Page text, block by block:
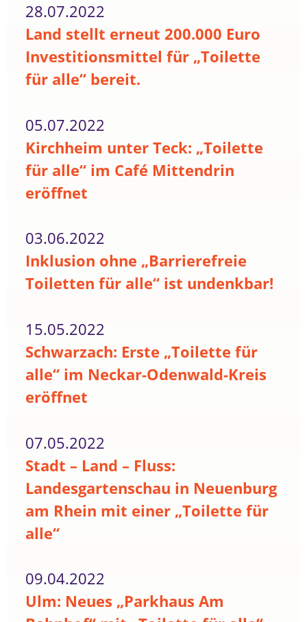
28.07.2022
Land stellt erneut 200.000 Euro
Investitionsmittel für „Toilette
für alle“ bereit.
05.07.2022
Kirchheim unter Teck: „Toilette
für alle“ im Café Mittendrin
eröffnet
03.06.2022
Inklusion ohne „Barrierefreie
Toiletten für alle“ ist undenkbar!
15.05.2022
Schwarzach: Erste „Toilette für
alle“ im Neckar-Odenwald-Kreis
eröffnet
07.05.2022
Stadt – Land – Fluss:
Landesgartenschau in Neuenburg
am Rhein mit einer „Toilette für
alle“
09.04.2022
Ulm: Neues „Parkhaus Am